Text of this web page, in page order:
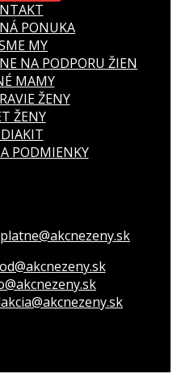
PONUKA
MY
NA PODPORU ŽIEN
MAMY
ŽENY
ŽENY
PODMIENKY